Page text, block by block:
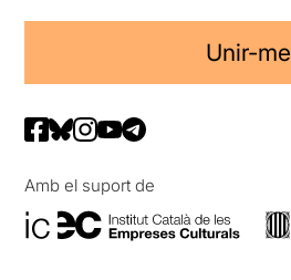
Unir-me
Amb el suport de